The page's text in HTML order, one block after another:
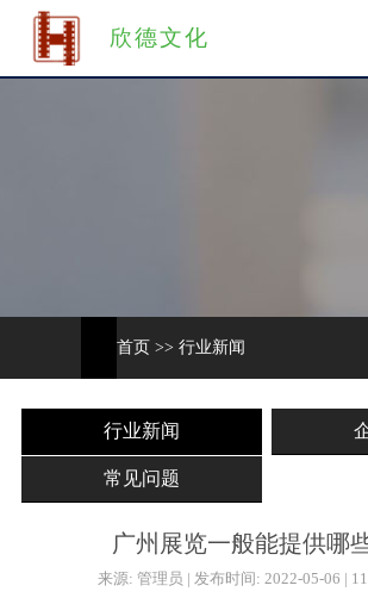
欣德文化
首页 >> 行业新闻
行业新闻
常见问题
广州展览一般能提供哪
来源: 管理员 | 发布时间: 2022-05-06 |